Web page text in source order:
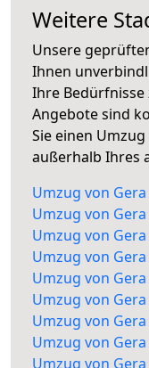
Weitere
Unsere
Ihnen
Ihre Bedürfnisse
Angebote sind
Sie einen
außerhalb Ihres
Umzug von
Umzug von
Umzug von
Umzug von
Umzug von
Umzug von
Umzug von
Umzug von
Umzug von